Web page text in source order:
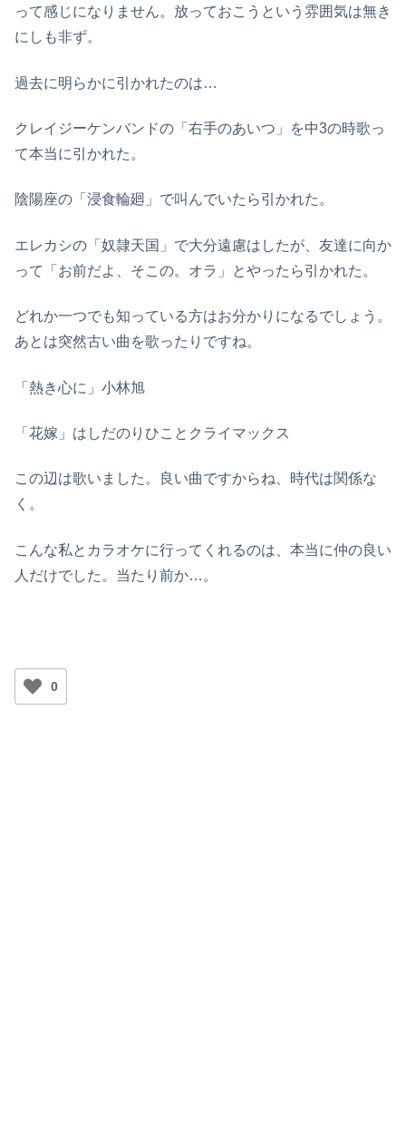
って感じになりません。放っておこうという雰囲気は無き
にしも非ず。
過去に明らかに引かれたのは…
クレイジーケンバンドの「右手のあいつ」を中3の時歌っ
て本当に引かれた。
陰陽座の「浸食輪廻」で叫んでいたら引かれた。
エレカシの「奴隷天国」で大分遠慮はしたが、友達に向か
って「お前だよ、そこの。オラ」とやったら引かれた。
どれか一つでも知っている方はお分かりになるでしょう。
あとは突然古い曲を歌ったりですね。
「熱き心に」小林旭
「花嫁」はしだのりひことクライマックス
この辺は歌いました。良い曲ですからね、時代は関係な
く。
こんな私とカラオケに行ってくれるのは、本当に仲の良い
人だけでした。当たり前か…。
0